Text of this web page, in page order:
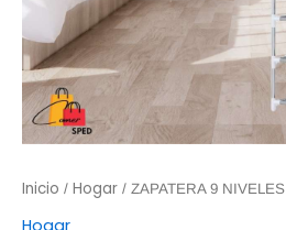
Inicio / Hogar / ZAPATERA 9 NIVELES
Hogar